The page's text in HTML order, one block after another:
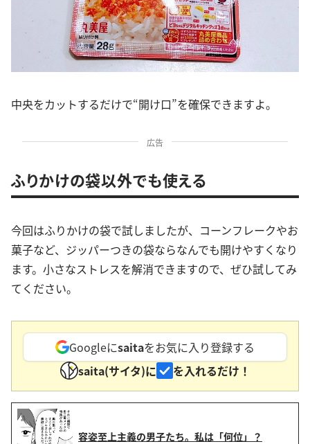
中央をカットするだけで“開け口”を確保できますよ。
広告
ふりかけの袋以外でも使える
今回はふりかけの袋で試しましたが、コーンフレークやお
菓子など、ジッパーつきの袋ならなんでも開けやすくなり
ます。小さなストレスを解消できますので、ぜひ試してみ
てください。
Googleにsaitaをお気に入り登録する
saita(サイタ)に
を入れるだけ！
容姿至上主義の男子たち。私は「何位」？